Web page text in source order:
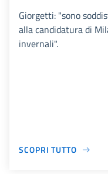
Giorgetti: "sono
alla candidatura di
invernali".
SCOPRI TUTTO